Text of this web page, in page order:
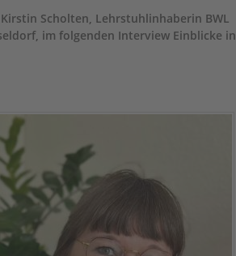
Scholten, Lehrstuhlinhaberin BWL
im folgenden Interview Einblicke in